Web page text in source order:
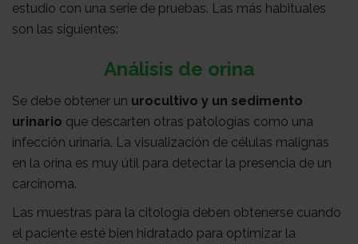
social
Orientación
estudio con una serie de pruebas. Las más habituales
son las siguientes:
Análisis de orina
Se debe obtener un urocultivo y un sedimento
urinario que descarten otras patologías como una
infección urinaria. La visualización de células malignas
en la orina es muy útil para detectar la presencia de un
carcinoma.
Las muestras para la citología deben obtenerse cuando
el paciente esté bien hidratado para optimizar la